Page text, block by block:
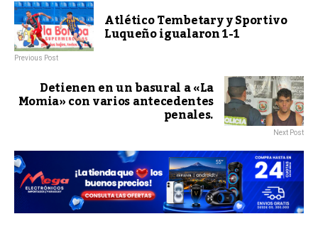
Atlético Tembetary y Sportivo
Luqueño igualaron 1-1
Previous Post
Detienen en un basural a «La
Momia» con varios antecedentes
penales.
Next Post